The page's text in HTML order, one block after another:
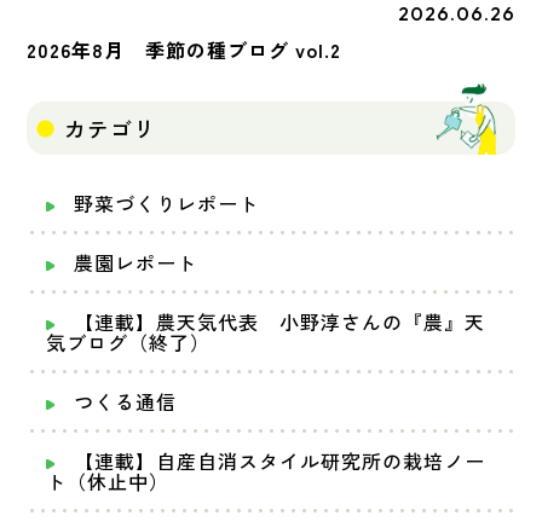
2026.06.26
2026年8月 季節の種ブログ vol.2
カテゴリ
野菜づくりレポート
農園レポート
【連載】農天気代表 小野淳さんの『農』天
気ブログ（終了）
つくる通信
【連載】自産自消スタイル研究所の栽培ノー
ト（休止中）